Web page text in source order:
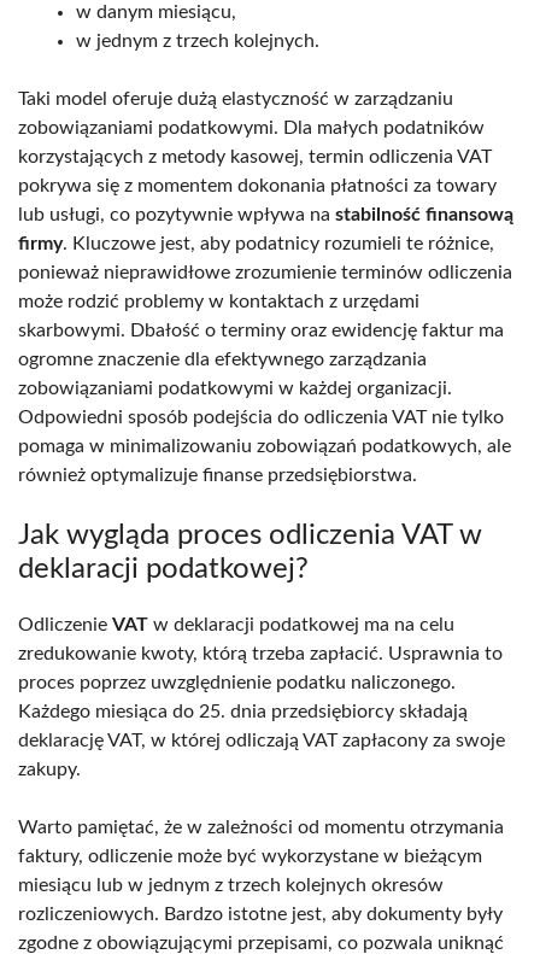
w danym miesiącu,
w jednym z trzech kolejnych.
Taki model oferuje dużą elastyczność w zarządzaniu
zobowiązaniami podatkowymi. Dla małych podatników
korzystających z metody kasowej, termin odliczenia VAT
pokrywa się z momentem dokonania płatności za towary
lub usługi, co pozytywnie wpływa na stabilność finansową
firmy. Kluczowe jest, aby podatnicy rozumieli te różnice,
ponieważ nieprawidłowe zrozumienie terminów odliczenia
może rodzić problemy w kontaktach z urzędami
skarbowymi. Dbałość o terminy oraz ewidencję faktur ma
ogromne znaczenie dla efektywnego zarządzania
zobowiązaniami podatkowymi w każdej organizacji.
Odpowiedni sposób podejścia do odliczenia VAT nie tylko
pomaga w minimalizowaniu zobowiązań podatkowych, ale
również optymalizuje finanse przedsiębiorstwa.
Jak wygląda proces odliczenia VAT w
deklaracji podatkowej?
Odliczenie VAT w deklaracji podatkowej ma na celu
zredukowanie kwoty, którą trzeba zapłacić. Usprawnia to
proces poprzez uwzględnienie podatku naliczonego.
Każdego miesiąca do 25. dnia przedsiębiorcy składają
deklarację VAT, w której odliczają VAT zapłacony za swoje
zakupy.
Warto pamiętać, że w zależności od momentu otrzymania
faktury, odliczenie może być wykorzystane w bieżącym
miesiącu lub w jednym z trzech kolejnych okresów
rozliczeniowych. Bardzo istotne jest, aby dokumenty były
zgodne z obowiązującymi przepisami, co pozwala uniknąć